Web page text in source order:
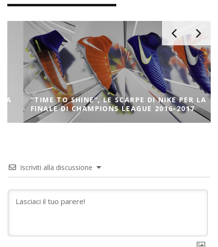
“TIME TO SHINE”, LE SCARPE DI NIKE PER LA
FINALE DI CHAMPIONS LEAGUE 2016-2017
Iscriviti alla discussione